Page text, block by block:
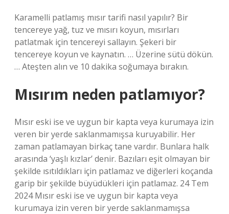
Karamelli patlamış mısır tarifi nasıl yapılır? Bir
tencereye yağ, tuz ve mısırı koyun, mısırları
patlatmak için tencereyi sallayın. Şekeri bir
tencereye koyun ve kaynatın. … Üzerine sütü dökün.
… Ateşten alın ve 10 dakika soğumaya bırakın.
Mısırım neden patlamıyor?
Mısır eski ise ve uygun bir kapta veya kurumaya izin
veren bir yerde saklanmamışsa kuruyabilir. Her
zaman patlamayan birkaç tane vardır. Bunlara halk
arasında ‘yaşlı kızlar’ denir. Bazıları eşit olmayan bir
şekilde ısıtıldıkları için patlamaz ve diğerleri koçanda
garip bir şekilde büyüdükleri için patlamaz. 24 Tem
2024 Mısır eski ise ve uygun bir kapta veya
kurumaya izin veren bir yerde saklanmamışsa